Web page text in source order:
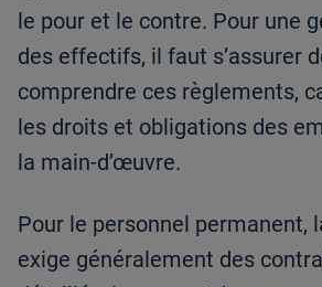
le pour et le contre. Pour une
des effectifs, il faut s’assurer
comprendre ces règlements,
les droits et obligations des
la main-d’œuvre.
Pour le personnel permanent,
exige généralement des